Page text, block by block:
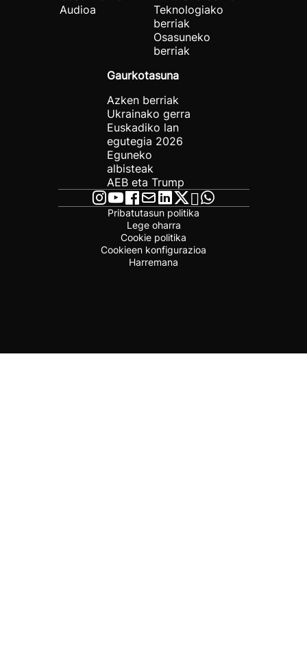
Audioa
Teknologiako
berriak
Osasuneko
berriak
Gaurkotasuna
Azken berriak
Ukrainako gerra
Euskadiko lan
egutegia 2026
Eguneko
albisteak
AEB eta Trump
Pribatutasun politika
Lege oharra
Cookie politika
Cookieen konfigurazioa
Harremana